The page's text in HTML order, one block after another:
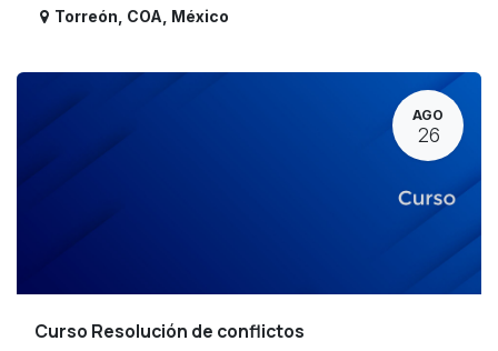
Torreón COA México
AGO
26
Curso Resolución de conflictos